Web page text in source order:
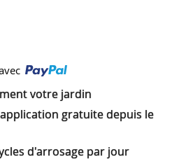
votre jardin
gratuite depuis le
d'arrosage par jour